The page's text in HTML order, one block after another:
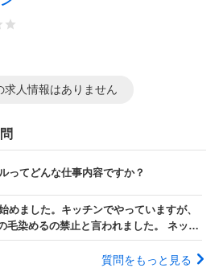
求人情報はありません
ってどんな仕事内容ですか？
めました。キッチンでやっていますが、
毛染めるの禁止と言われました。 ネット
丈夫など書かれ...
質問をもっと見る